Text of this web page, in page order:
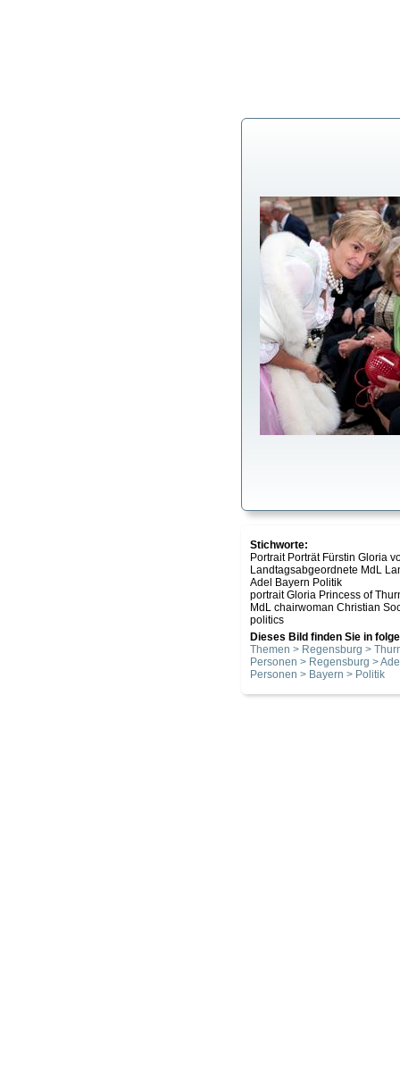
Stichworte:
Portrait Porträt Fürstin Gloria
Landtagsabgeordnete MdL
Adel Bayern Politik
portrait Gloria Princess of
MdL chairwoman Christian
politics
Dieses Bild finden Sie in
Themen > Regensburg >
Personen > Regensburg >
Personen > Bayern > Politik